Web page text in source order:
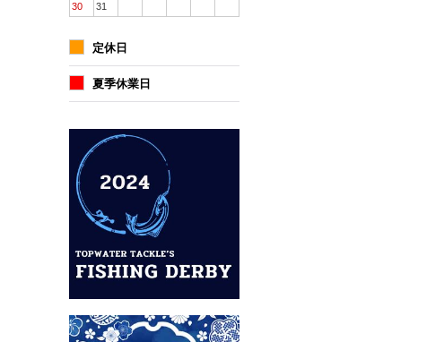
30
31
定休日
夏季休業日